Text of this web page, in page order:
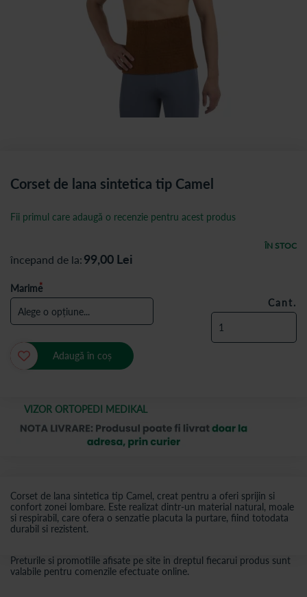
VIZOR ORTOPEDI MEDIKAL
Corset de lana sintetica tip Camel, creat pentru a oferi sprijin si
confort zonei lombare. Este realizat dintr-un material natural, moale
si respirabil, care ofera o senzatie placuta la purtare, fiind totodata
durabil si rezistent.
Corset de lana sintetica tip Camel
ÎN STOC
Fii primul care adaugă o recenzie pentru acest produs
începand de la 99,00 Lei
Marime
Cant.
Adaugă în coș
Preturile si promotiile afisate pe site in dreptul fiecarui produs sunt
valabile pentru comenzile efectuate online.